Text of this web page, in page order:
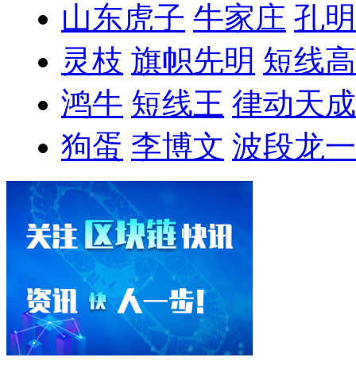
山东虎子 牛家庄 孔
灵枝 旗帜先明 短线
鸿牛 短线王 律动天成
狗蛋 李博文 波段龙一